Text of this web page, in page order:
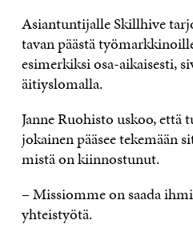
Asiantuntijalle Skillhive
tavan päästä
esimerkiksi osa-aikaisesti,
äitiyslomalla.
Janne Ruohisto uskoo, että
jokainen pääsee tekemään
mistä on kiinnostunut.
– Missiomme on saada
yhteistyötä.